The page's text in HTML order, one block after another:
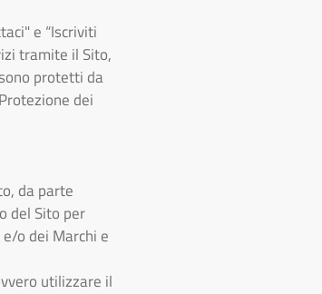
e “Iscriviti
tramite il Sito,
protetti da
dei
da parte
del Sito per
o dei Marchi e
utilizzare il